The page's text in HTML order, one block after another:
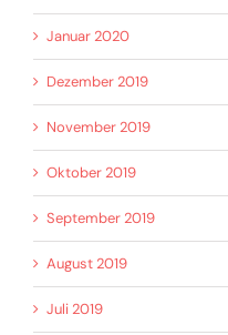
Januar 2020
Dezember 2019
November 2019
Oktober 2019
September 2019
August 2019
Juli 2019